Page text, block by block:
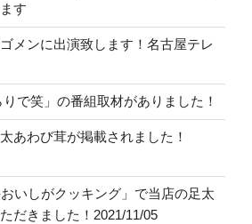
す
メンに出演致します！名古屋テレ
で笑」の番組取材がありました！
あわび茸が掲載されました！
いしがクッキング」で当店の足太
だきました！2021/11/05